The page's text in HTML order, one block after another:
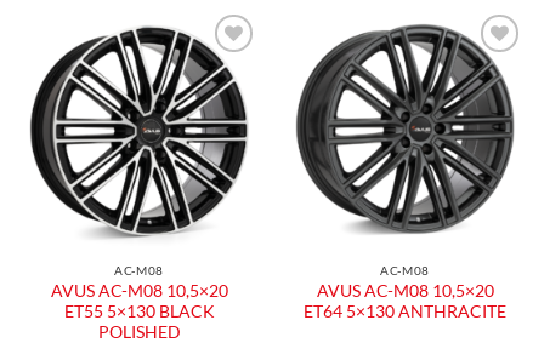
Aggiungi
alla lista
dei
desideri
AC-M08
AVUS AC-M08 10,5×20
ET55 5×130 BLACK
POLISHED
Aggiungi
alla lista
dei
desideri
AC-M08
AVUS AC-M08 10,5×20
ET64 5×130 ANTHRACITE